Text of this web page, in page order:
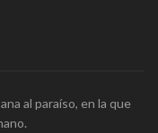
al paraíso, en la que